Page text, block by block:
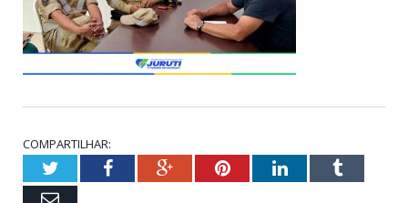
COMPARTILHAR:
TwitterFacebookGoogle+PinterestLinkedInTumblr
Email